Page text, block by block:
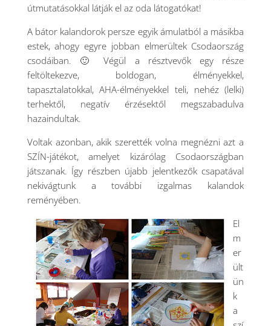
útmutatásokkal látják el az oda látogatókat!
A bátor kalandorok persze egyik ámulatból a másikba
estek, ahogy egyre jobban elmerültek Csodaország
csodáiban. 🙂 Végül a résztvevők egy része
feltöltekezve, boldogan, élményekkel,
tapasztalatokkal, AHA-élményekkel teli, nehéz (lelki)
terhektől, negatív érzésektől megszabadulva
hazaindultak.
Voltak azonban, akik szerették volna megnézni azt a
SZÍN-játékot, amelyet kizárólag Csodaországban
játszanak. Így részben újabb jelentkezők csapatával
nekivágtunk a további izgalmas kalandok
reményében.
El
m
er
ült
ün
k
a